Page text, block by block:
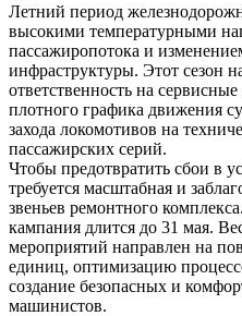
Летний период
высокими температурными
пассажиропотока и
инфраструктуры. Этот сезон
ответственность на
плотного графика движения
захода локомотивов на
пассажирских серий.
Чтобы предотвратить сбои в
требуется масштабная и
звеньев ремонтного
кампания длится до 31 мая.
мероприятий направлен на
единиц, оптимизацию
создание безопасных и
машинистов.